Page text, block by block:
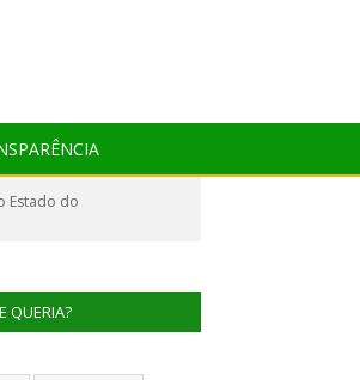
Estado do
QUERIA?